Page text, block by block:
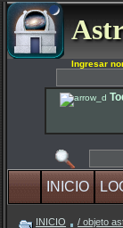
Ingresar
INICIO
INICIO / objeto